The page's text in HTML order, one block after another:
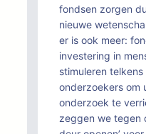
fondsen zorgen
nieuwe
er is ook meer:
investering in
stimuleren
onderzoekers om
onderzoek te
zeggen we tegen